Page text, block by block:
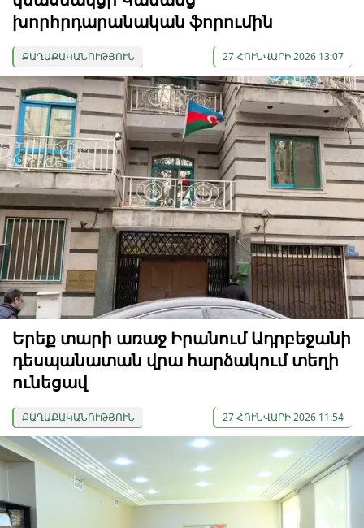
խորհրդարանական ֆորումին
ՔԱՂԱՔԱԿԱՆՈՒԹՅՈՒՆ 27 ՀՈՒՆՎԱՐԻ 2026 13:07
Երեք տարի առաջ Իրանում Ադրբեջանի
դեսպանատան վրա հարձակում տեղի
ունեցավ
ՔԱՂԱՔԱԿԱՆՈՒԹՅՈՒՆ 27 ՀՈՒՆՎԱՐԻ 2026 11:54